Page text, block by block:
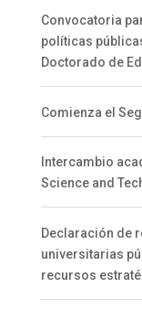
Convocatoria
políticas
Doctorado de
Comienza el
Intercambio
Science and
Declaración de
universitarias
recursos